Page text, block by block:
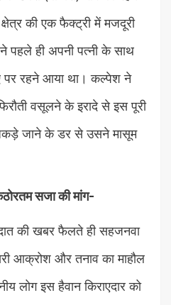
की एक फैक्ट्री में मजदूरी
पहले ही अपनी पत्नी के साथ
पर रहने आया था। कल्पेश ने
वसूलने के इरादे से इस पूरी
जाने के डर से उसने मासूम
सजा की मांग-
की खबर फैलते ही सहजनवा
आक्रोश और तनाव का माहौल
लोग इस हैवान किराएदार को